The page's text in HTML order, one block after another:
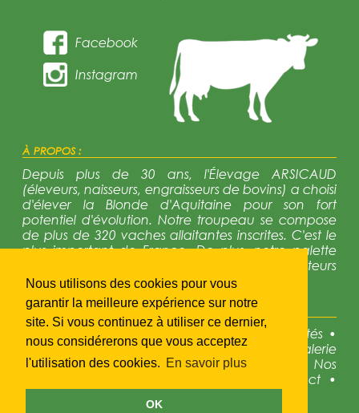
Nous utilisons des cookies pour vous
garantir la meilleure expérience sur notre
site. Si vous continuez à utiliser ce dernier,
nous considérerons que vous acceptez
l'utilisation des cookies. En savoir plus
OK
Facebook
Instagram
À PROPOS :
Depuis plus de 30 ans, l'Élevage ARSICAUD
(éleveurs, naisseurs, engraisseurs de bovins) a choisi
d'élever la Blonde d'Aquitaine pour son fort
potentiel d'évolution. Notre troupeau se compose
de plus de 320 vaches allaitantes inscrites. C'est le
plus important de France. De plus, notre palette
génétique est trés diversifiée avec 12 reproducteurs
en activité régulièrement renouvelés.
NAVIGATION :
• La race Actualités •
Disponibles à la vente • Galerie photos
Galerie
photos
•Notre génétique• Concours •Nos
Contact •
Mentions légales